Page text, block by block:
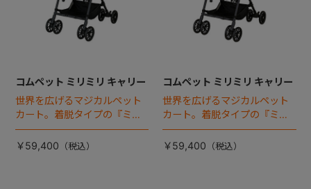
コムペット ミリミリ キャリー
世界を広げるマジカルペット
カート。着脱タイプの『ミリ
ミリEG』 がフルモデルチェン
ジ 。新機能「マジカルフォー
￥59,400
コムペット ミリミリ キャリー
世界を広げるマジカルペット
カート。着脱タイプの『ミリ
ミリEG』 がフルモデルチェン
ジ 。新機能「マジカルフォー
￥59,400